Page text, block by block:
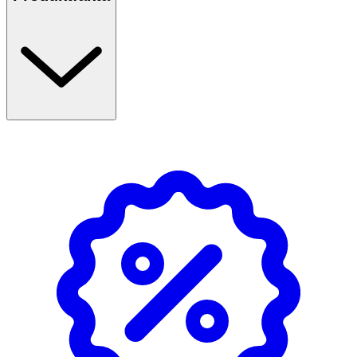
Heey! är berikat med vitamin B12, vilket rekommenderas
muskelmassan.
Användning & Dosering
- Mixa 50 ml pulver med 400 ml vätska.
- Förvaras torrt och svalt
NÄRINGSDEKLARATION 100 G Portion (30
1597 kJ/382 kcal 479 kJ/114
1,09 g 0,32 g